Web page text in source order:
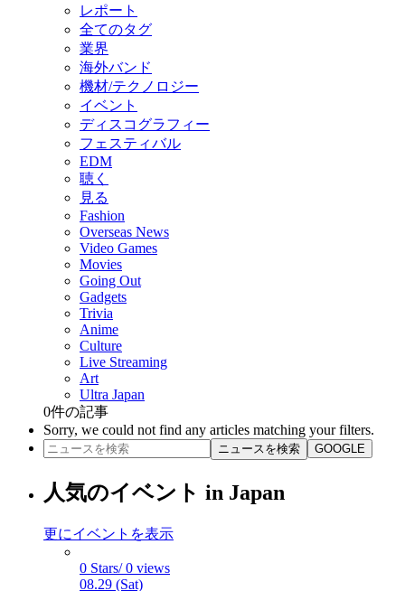
レポート
全てのタグ
業界
海外バンド
機材/テクノロジー
イベント
ディスコグラフィー
フェスティバル
EDM
聴く
見る
Fashion
Overseas News
Video Games
Movies
Going Out
Gadgets
Trivia
Anime
Culture
Live Streaming
Art
Ultra Japan
0件の記事
Sorry, we could not find any articles matching your filters.
ニュースを検索 GOOGLE
人気のイベント in Japan
更にイベントを表示
0 Stars/ 0 views
08.29 (Sat)